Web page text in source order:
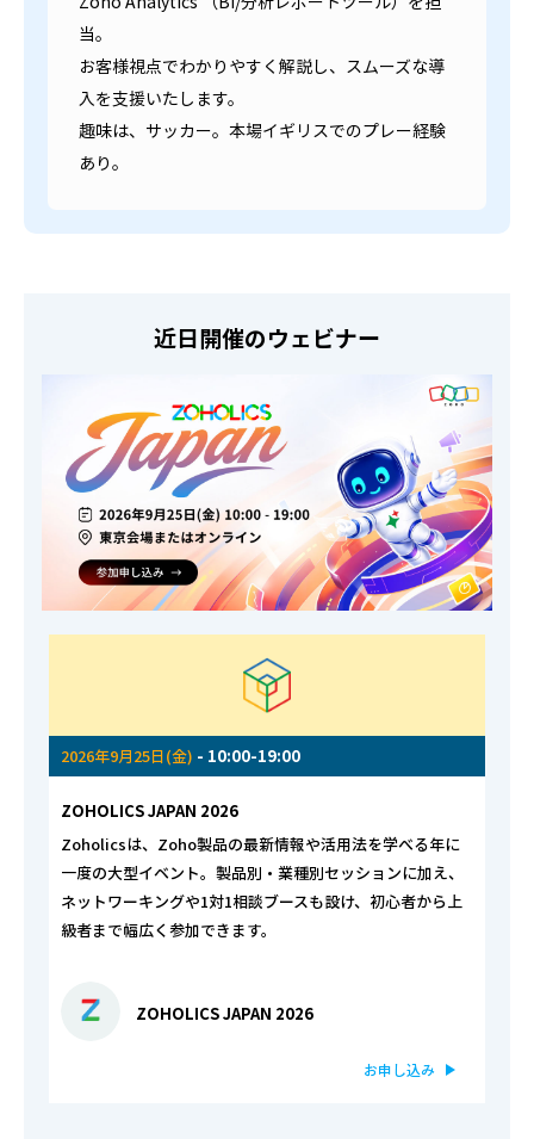
当。
お客様視点でわかりやすく解説し、スムーズな導
入を支援いたします。
趣味は、サッカー。本場イギリスでのプレー経験
あり。
近日開催のウェビナー
2026年9月25日(金) - 10:00-19:00
ZOHOLICS JAPAN 2026
Zoholicsは、Zoho製品の最新情報や活用法を学べる年に
一度の大型イベント。製品別・業種別セッションに加え、
ネットワーキングや1対1相談ブースも設け、初心者から上
級者まで幅広く参加できます。
ZOHOLICS JAPAN 2026
お申し込み